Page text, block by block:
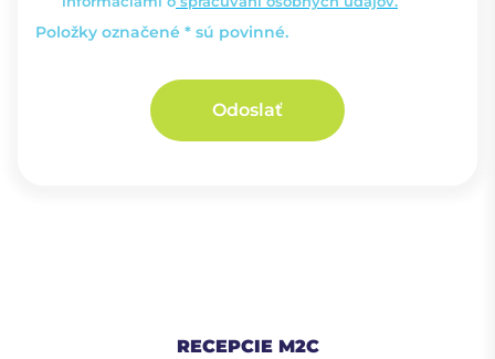
Položky označené * sú povinné.
Odoslať
RECEPCIE M2C